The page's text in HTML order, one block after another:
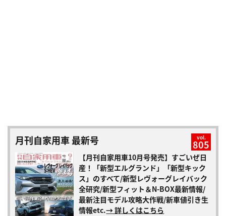
月刊自家用車 最新号 vol.
805
【月刊自家用車10月号発売】すごいぜ日
産！「新型エルグランド」「新型キック
ス」のすべて/新型レヴォーグレイバック
全研究/新型フィット＆N-BOX最新情報/
最新注目モデル攻略大作戦/新車値引き生
情報etc.→ 詳しくはこちら